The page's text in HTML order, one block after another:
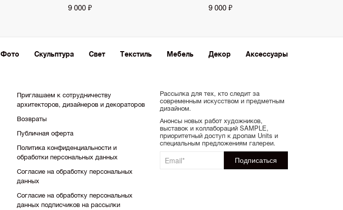
9 000 ₽ 9 000 ₽
Фото Скульптура Свет Текстиль Мебель Декор Аксессуары
Приглашаем к сотрудничеству
архитекторов, дизайнеров и декораторов
Возвраты
Публичная оферта
Политика конфиденциальности и
обработки персональных данных
Согласие на обработку персональных
данных
Согласие на обработку персональных
данных подписчиков на рассылки
Рассылка для тех, кто следит за
современным искусством и предметным
дизайном.
Анонсы новых работ художников,
выставок и коллабораций SAMPLE,
приоритетный доступ к дропам Units и
специальным предложениям галереи.